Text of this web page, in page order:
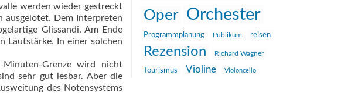
werden wieder gestreckt
ausgelotet. Dem Interpreten
Glissandi. Am Ende
Lautstärke. In einer solchen
Grenze wird nicht
sehr gut lesbar. Aber die
des Notensystems
Oper Orchester
Programmplanung Publikum reisen
Rezension Richard Wagner
Tourismus Violine Violoncello